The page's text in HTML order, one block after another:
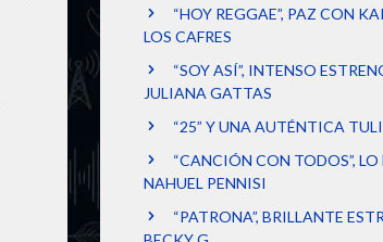
“HOY REGGAE”, PAZ CON
LOS CAFRES
“SOY ASÍ”, INTENSO
JULIANA GATTAS
“25” Y UNA AUTÉNTICA
“CANCIÓN CON TODOS”, LO
NAHUEL PENNISI
“PATRONA”, BRILLANTE